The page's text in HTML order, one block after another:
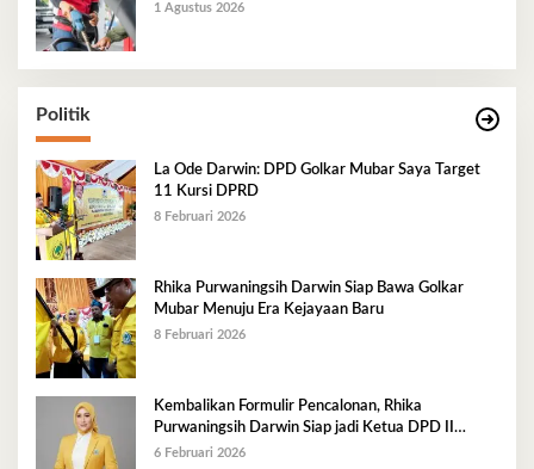
1 Agustus 2026
Politik
La Ode Darwin: DPD Golkar Mubar Saya Target
11 Kursi DPRD
8 Februari 2026
Rhika Purwaningsih Darwin Siap Bawa Golkar
Mubar Menuju Era Kejayaan Baru
8 Februari 2026
Kembalikan Formulir Pencalonan, Rhika
Purwaningsih Darwin Siap jadi Ketua DPD II
Golkar Mubar
6 Februari 2026